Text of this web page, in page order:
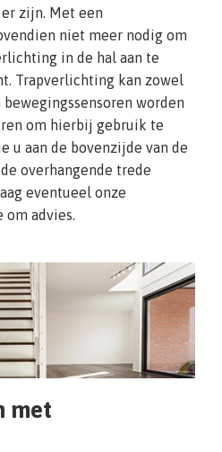
zijn. Met een
niet meer nodig om
in de hal aan te
Trapverlichting kan zowel
worden
om hierbij gebruik te
u aan de bovenzijde van de
overhangende trede
eventueel onze
om advies.
met